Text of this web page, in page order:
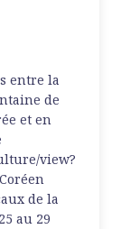
entre la
de
et en
view?
de la
au 29